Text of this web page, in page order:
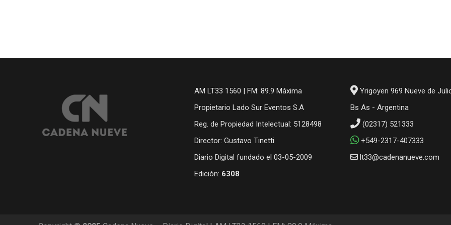
AM LT33 1560 | FM: 89.9 Máxima
Propietario Lado Sur Eventos S.A
Reg. de Propiedad Intelectual: 5128498
Director: Gustavo Tinetti
Diario Digital fundado el 03-05-2009
Edición: 6308
Yrigoyen 969 Nueve de
Bs As - Argentina
(02317) 521333
+549-2317-407333
lt33@cadenanueve.com